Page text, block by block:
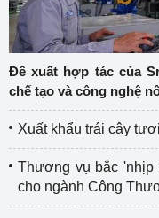
Đề xuất hợp tác của
chế tạo và công nghệ
Xuất khẩu trái cây
Thương vụ bắc 'nhịp
cho ngành Công